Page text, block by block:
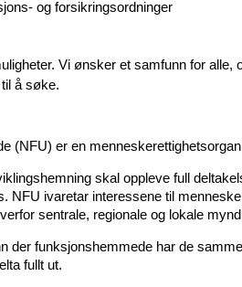
og forsikringsordninger
Vi ønsker et samfunn for alle,
å søke.
(NFU) er en
skal oppleve full
NFU ivaretar interessene til
sentrale, regionale og lokale
der funksjonshemmede har de samme
fullt ut.